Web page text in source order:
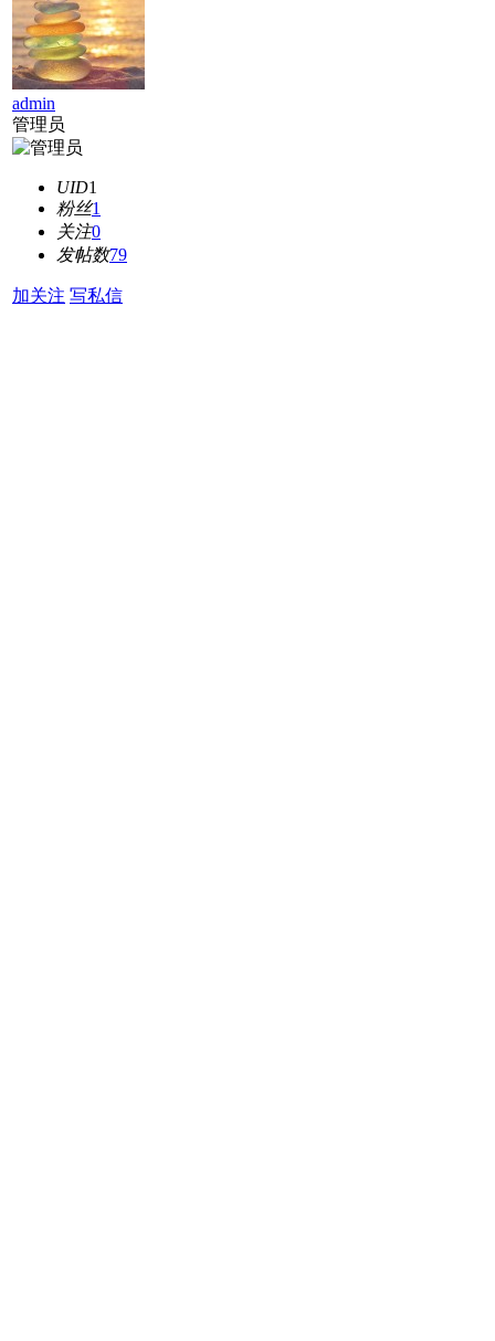
admin
管理员
UID1
粉丝1
关注0
发帖数79
加关注 写私信